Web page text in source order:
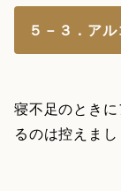
５－３．ア
寝不足のとき
るのは控えまし